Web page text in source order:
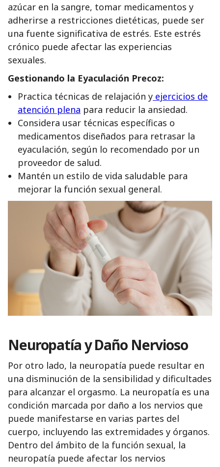
azúcar en la sangre, tomar medicamentos y
adherirse a restricciones dietéticas, puede ser
una fuente significativa de estrés. Este estrés
crónico puede afectar las experiencias
sexuales.
Gestionando la Eyaculación Precoz:
Practica técnicas de relajación y ejercicios de
atención plena para reducir la ansiedad.
Considera usar técnicas específicas o
medicamentos diseñados para retrasar la
eyaculación, según lo recomendado por un
proveedor de salud.
Mantén un estilo de vida saludable para
mejorar la función sexual general.
Neuropatía y Daño Nervioso
Por otro lado, la neuropatía puede resultar en
una disminución de la sensibilidad y dificultades
para alcanzar el orgasmo. La neuropatía es una
condición marcada por daño a los nervios que
puede manifestarse en varias partes del
cuerpo, incluyendo las extremidades y órganos.
Dentro del ámbito de la función sexual, la
neuropatía puede afectar los nervios